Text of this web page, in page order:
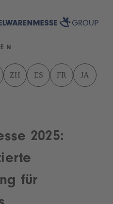
ZH ES FR JA
2025:
für